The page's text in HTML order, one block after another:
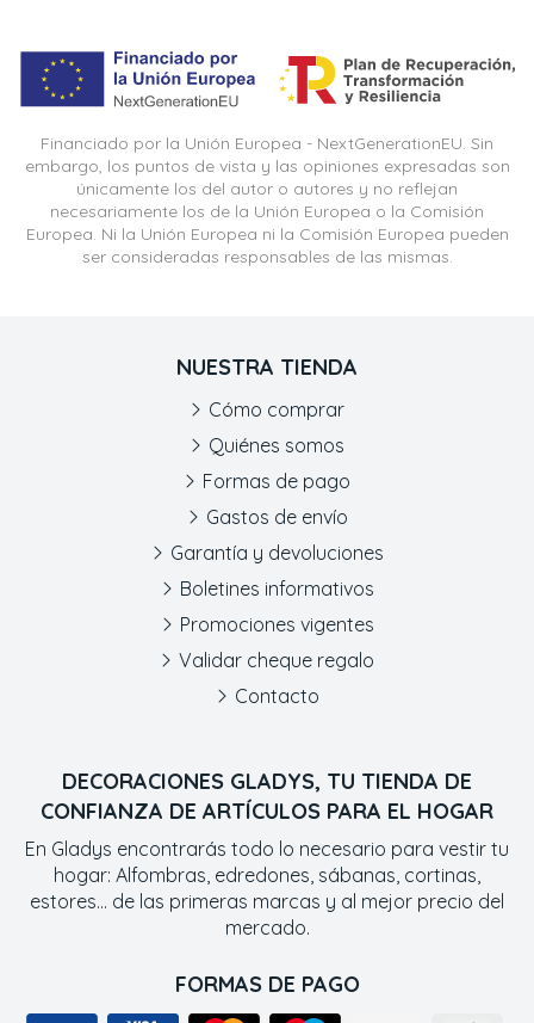
Financiado por la Unión Europea - NextGenerationEU. Sin
embargo, los puntos de vista y las opiniones expresadas son
únicamente los del autor o autores y no reflejan
necesariamente los de la Unión Europea o la Comisión
Europea. Ni la Unión Europea ni la Comisión Europea pueden
ser consideradas responsables de las mismas.
DECORACIONES GLADYS, TU TIENDA DE
CONFIANZA DE ARTÍCULOS PARA EL HOGAR
En Gladys encontrarás todo lo necesario para vestir tu
hogar: Alfombras, edredones, sábanas, cortinas,
estores... de las primeras marcas y al mejor precio del
mercado.
FORMAS DE PAGO
NUESTRA TIENDA
Cómo comprar
Quiénes somos
Formas de pago
Gastos de envío
Garantía y devoluciones
Boletines informativos
Promociones vigentes
Validar cheque regalo
Contacto